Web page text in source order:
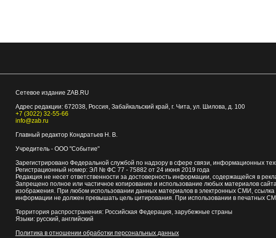
Сетевое издание ZAB.RU
Адрес редакции: 672038, Россия, Забайкальский край, г. Чита, ул. Шилова, д. 100
+7 (3022) 32-55-66
info@zab.ru
Главный редактор Кондратьев Н. В.
Учредитель - ООО "Событие"
Зарегистрировано Федеральной службой по надзору в сфере связи, информационных
Регистрационный номер: ЭЛ № ФС 77 - 75882 от 24 июня 2019 года
Редакция не несет ответственности за достоверность информации, содержащейся в
Запрещено полное или частичное копирование и использование любых материалов
изображения. При любом использовании данных материалов в электронных СМИ,
информации не должен превышать цель цитирования. При использовании в печатных
Территория распространения: Российская Федерация, зарубежные страны
Языки: русский, английский
Политика в отношении обработки персональных данных